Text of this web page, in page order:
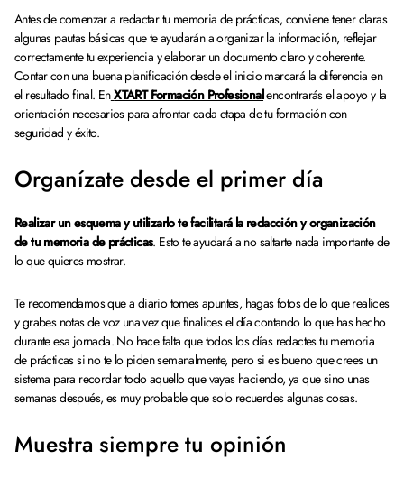
Antes de comenzar a redactar tu memoria de prácticas, conviene tener claras
algunas pautas básicas que te ayudarán a organizar la información, reflejar
correctamente tu experiencia y elaborar un documento claro y coherente.
Contar con una buena planificación desde el inicio marcará la diferencia en
el resultado final. EnXTART Formación Profesionalencontrarás el apoyo y la
orientación necesarios para afrontar cada etapa de tu formación con
seguridad y éxito.
Organízate desde el primer día
Realizar un esquema y utilizarlo te facilitará la redacción y organización
de tu memoria de prácticas. Esto te ayudará a no saltarte nada importante de
lo que quieres mostrar.
Te recomendamos que a diario tomes apuntes, hagas fotos de lo que realices
y grabes notas de voz una vez que finalices el día contando lo que has hecho
durante esa jornada. No hace falta que todos los días redactes tu memoria
de prácticas si no te lo piden semanalmente, pero si es bueno que crees un
sistema para recordar todo aquello que vayas haciendo, ya que sino unas
semanas después, es muy probable que solo recuerdes algunas cosas.
Muestra siempre tu opinión